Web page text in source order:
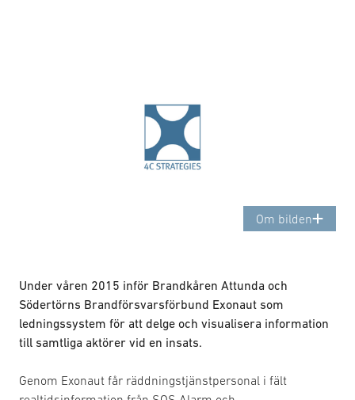
Om bilden
Under våren 2015 inför Brandkåren Attunda och
Södertörns Brandförsvarsförbund Exonaut som
ledningssystem för att delge och visualisera information
till samtliga aktörer vid en insats.
Genom Exonaut får räddningstjänstpersonal i fält